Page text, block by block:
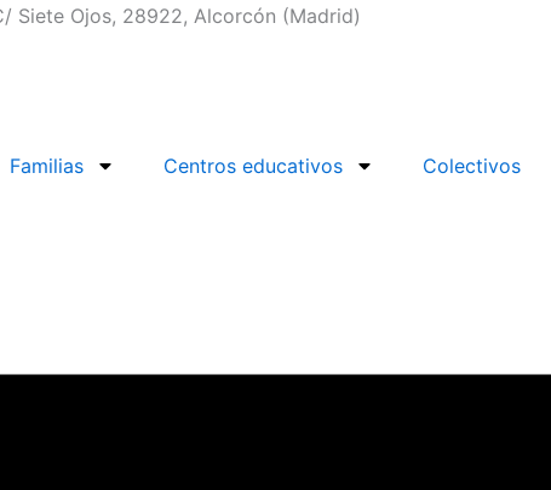
Siete Ojos, 28922, Alcorcón (Madrid)
Familias Centros educativos Colectivos